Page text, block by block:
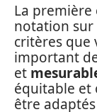
La
notation sur
critères que
important
et
équitable et
être